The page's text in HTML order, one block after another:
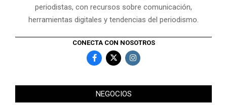
periodistas, con recursos sobre comunicación,
herramientas digitales y tendencias del periodismo.
CONECTA CON NOSOTROS
NEGOCIOS